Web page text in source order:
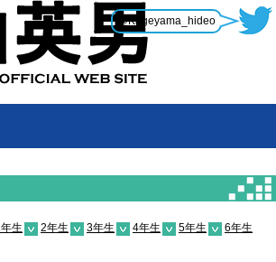
@Kageyama_hideo
生 2年生 3年生 4年生 5年生
6年生